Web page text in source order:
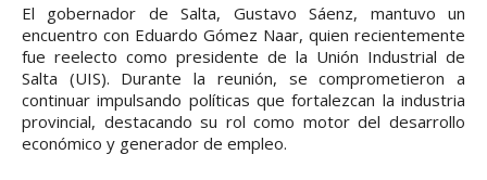
El gobernador de Salta, Gustavo Sáenz, mantuvo un
encuentro con Eduardo Gómez Naar, quien recientemente
fue reelecto como presidente de la Unión Industrial de
Salta (UIS). Durante la reunión, se comprometieron a
continuar impulsando políticas que fortalezcan la industria
provincial, destacando su rol como motor del desarrollo
económico y generador de empleo.